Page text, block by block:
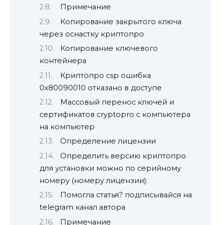
Примечание
Копирование закрытого ключа
через оснастку криптопро
Копирование ключевого
контейнера
Криптопро csp ошибка
0x80090010 отказано в доступе
Массовый перенос ключей и
сертификатов cryptopro с компьютера
на компьютер
Определение лицензии
Определить версию криптопро
для установки можно по серийному
номеру (номеру лицензии):
Помогла статья? подписывайся на
telegram канал автора
Примечание